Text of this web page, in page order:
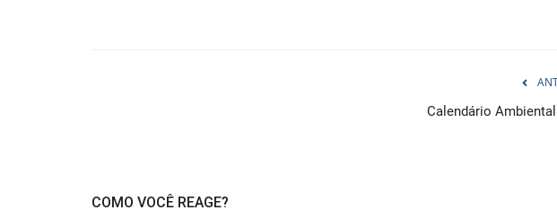
Calendário
COMO VOCÊ REAGE?